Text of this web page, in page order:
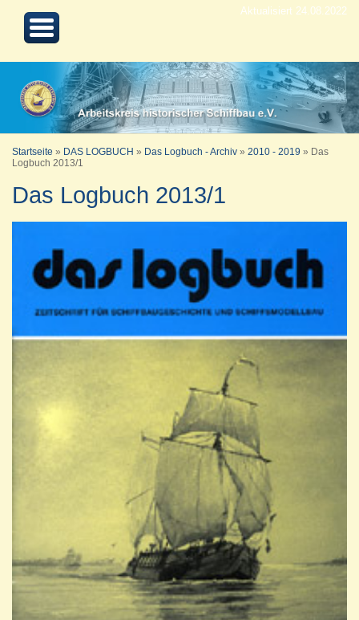
Aktualisiert 24.08.2022
Startseite » DAS LOGBUCH » Das Logbuch - Archiv » 2010 - 2019 »
Das
Logbuch 2013/1
Das Logbuch 2013/1